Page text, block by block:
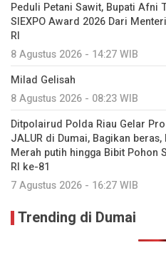
Peduli Petani Sawit, Bupati Afni
SIEXPO Award 2026 Dari
RI
8 Agustus 2026 - 14:27 WIB
Milad Gelisah
8 Agustus 2026 - 08:23 WIB
Ditpolairud Polda Riau Gelar
JALUR di Dumai, Bagikan beras,
Merah putih hingga Bibit Pohon
RI ke-81
7 Agustus 2026 - 16:27 WIB
Trending di Dumai